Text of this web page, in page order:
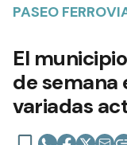
PASEO
El
de semana
variadas